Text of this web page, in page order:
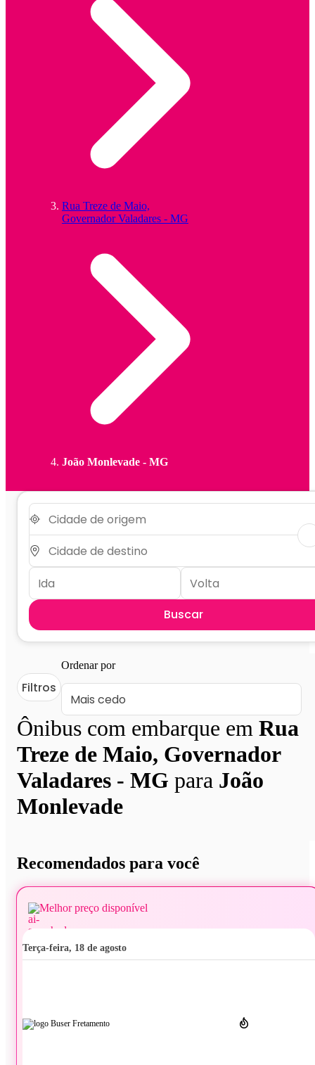
Rua Treze de Maio,
Governador Valadares - MG
João Monlevade - MG
Buscar
Ônibus com embarque em Rua
Treze de Maio, Governador
Valadares - MG para João
Monlevade
Filtros
Ordenar por
Recomendados para você
Melhor preço disponível
terça-feira, 18 de agosto